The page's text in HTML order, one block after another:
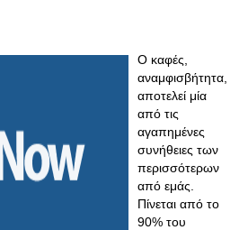
Ο καφές,
αναμφισβήτητα,
αποτελεί μία
από τις
αγαπημένες
συνήθειες των
περισσότερων
από εμάς.
Πίνεται από το
90% του